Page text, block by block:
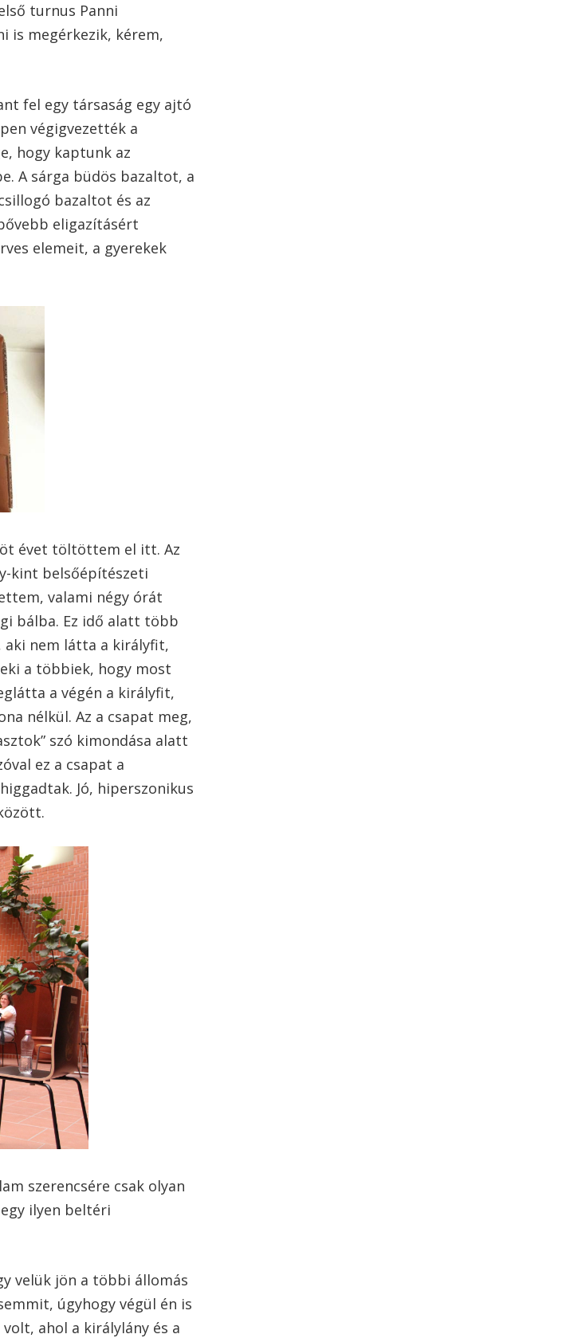
turnus Panni
is megérkezik, kérem,
fel egy társaság egy ajtó
végigvezették a
hogy kaptunk az
A sárga büdös bazaltot, a
bazaltot és az
eligazításért
elemeit, a gyerekek
évet töltöttem el itt. Az
kint belsőépítészeti
valami négy órát
bálba. Ez idő alatt több
aki nem látta a királyfit,
a többiek, hogy most
a végén a királyfit,
nélkül. Az a csapat meg,
szó kimondása alatt
ez a csapat a
Jó, hiperszonikus
szerencsére csak olyan
ilyen beltéri
velük jön a többi állomás
úgyhogy végül én is
ahol a királylány és a